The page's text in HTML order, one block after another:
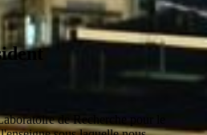
de Recherche pour le